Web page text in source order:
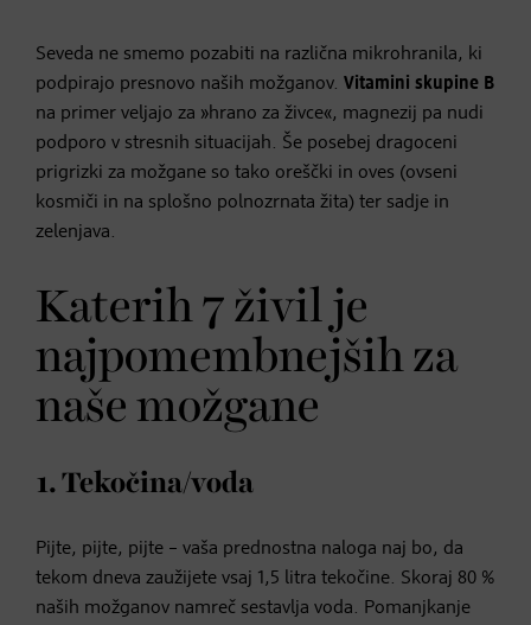
Seveda ne smemo pozabiti na različna mikrohranila, ki
podpirajo presnovo naših možganov. Vitamini skupine B
na primer veljajo za »hrano za živce«, magnezij pa nudi
podporo v stresnih situacijah. Še posebej dragoceni
prigrizki za možgane so tako oreščki in oves (ovseni
kosmiči in na splošno polnozrnata žita) ter sadje in
zelenjava.
Katerih 7 živil je
najpomembnejših za
naše možgane
1. Tekočina/voda
Pijte, pijte, pijte – vaša prednostna naloga naj bo, da
tekom dneva zaužijete vsaj 1,5 litra tekočine. Skoraj 80 %
naših možganov namreč sestavlja voda. Pomanjkanje